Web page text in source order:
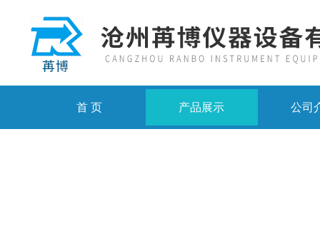
首 页 产品展示 公司